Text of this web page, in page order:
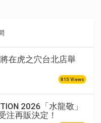
在虎之穴台北店舉
815 Views
2026「水龍敬」
注再販決定！